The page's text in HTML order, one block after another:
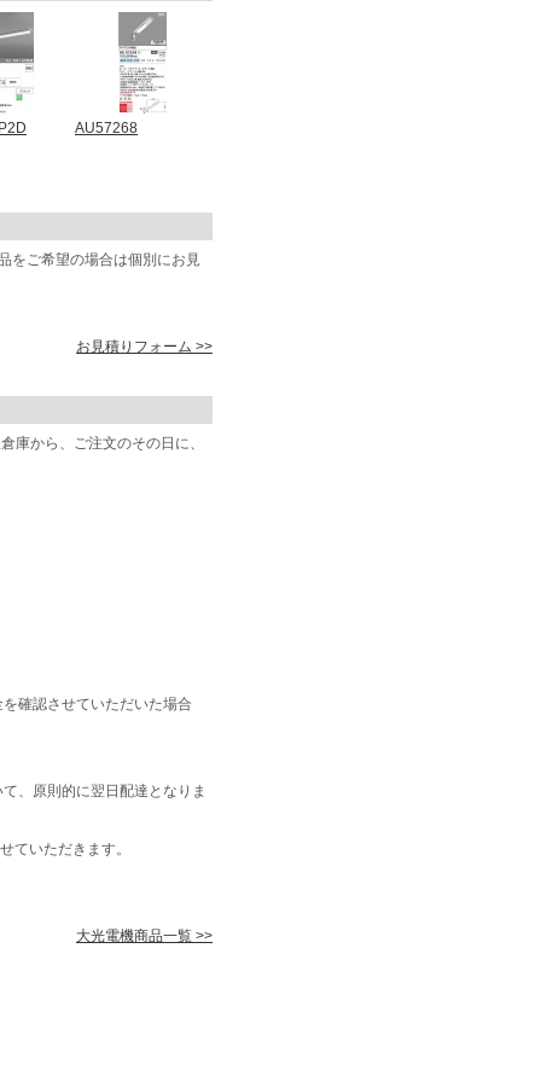
AU57268
をご希望の場合は個別にお見
お見積りフォーム >>
から、ご注文のその日に、
確認させていただいた場合
、原則的に翌日配達となりま
ていただきます。
大光電機商品一覧 >>